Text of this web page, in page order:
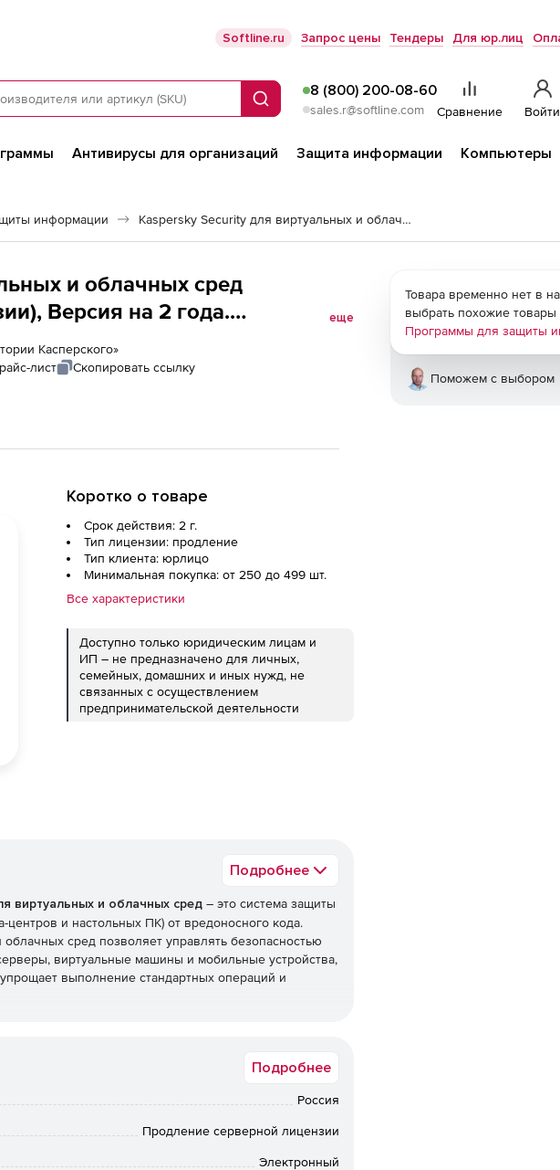
Softline.ru Запрос цены Тендеры Для юр.лиц
Поиск
8 (800) 200-08-60
sales.r@softline.com Сравнение Войти
Антивирусы для организаций Защита информации Компьютеры
информации Kaspersky Security для виртуальных и облачных сред
сред
Версия на 2 года.
еще
Касперского»
лист Скопировать ссылку
Коротко о товаре
Срок действия: 2 г.
Тип лицензии: продление
Тип клиента: юрлицо
Минимальная покупка: от 250 до 499 шт.
Все характеристики
Доступно только юридическим лицам и
ИП – не предназначено для личных,
семейных, домашних и иных нужд, не
связанных с осуществлением
предпринимательской деятельности
Подробнее
виртуальных и облачных сред – это система защиты
центров и настольных ПК) от вредоносного кода.
сред позволяет управлять безопасностью
виртуальные машины и мобильные устройства,
выполнение стандартных операций и
Управление антивирусной защитой
Security для виртуальных и облачных сред, напротив,
безопасности, которые отличаются простотой
в виртуальных и физических средах.
Подробнее
Россия
Продление серверной лицензии
Электронный
Товара временно нет в
выбрать похожие товары
Программы для защиты
Поможем с выбором